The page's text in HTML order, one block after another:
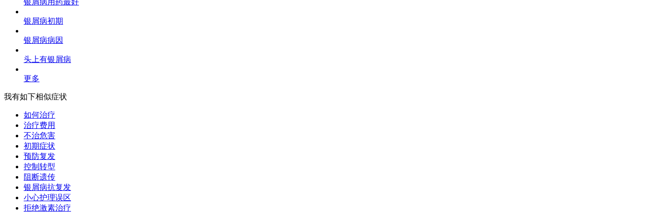
银屑病用药最好
银屑病初期
银屑病病因
头上有银屑病
更多
我有如下相似症状
如何治疗
治疗费用
不治危害
初期症状
预防复发
控制转型
阻断遗传
银屑病抗复发
小心护理误区
拒绝激素治疗